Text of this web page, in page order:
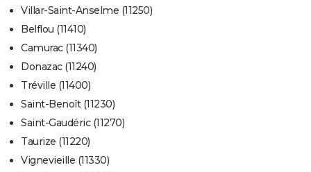
Villar-Saint-Anselme (11250)
Belflou (11410)
Camurac (11340)
Donazac (11240)
Tréville (11400)
Saint-Benoît (11230)
Saint-Gaudéric (11270)
Taurize (11220)
Vignevieille (11330)